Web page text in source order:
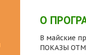
О
В майские
ПОКАЗЫ